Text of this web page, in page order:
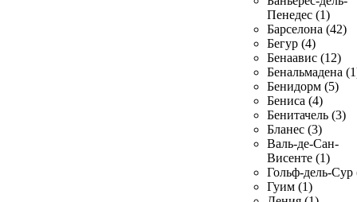
Пенедес (1)
Барселона (42)
Бегур (4)
Бенаавис (12)
Бенальмадена
Бенидорм (5)
Бениса (4)
Бенитачель (3)
Бланес (3)
Валь-де-Сан-
Висенте (1)
Гольф-дель-Сур
Гуим (1)